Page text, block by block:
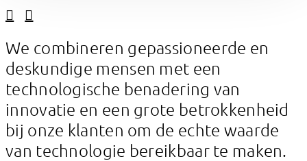
We combineren gepassioneerde en
deskundige mensen met een
technologische benadering van
innovatie en een grote betrokkenheid
bij onze klanten om de echte waarde
van technologie bereikbaar te maken.